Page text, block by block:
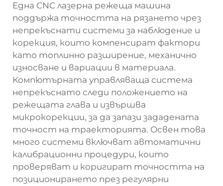
Една CNC лазерна режеща машина
поддържа точността на рязането чрез
непрекъснати системи за наблюдение и
корекция, които компенсират фактори
като топлинно разширение, механично
износване и вариации в материала.
Компютърната управляваща система
непрекъснато следи положението на
режещата глава и извършва
микрокорекции, за да запази зададената
точност на траекторията. Освен това
много системи включват автоматични
калибрационни процедури, които
проверяват и коригират точността на
позиционирането през регулярни